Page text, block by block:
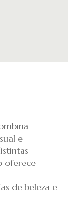
e
oferece
de beleza e